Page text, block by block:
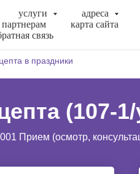
услуги
адреса
партнерам
карта сайта
связь
в праздники
(107-
Прием (осмотр,